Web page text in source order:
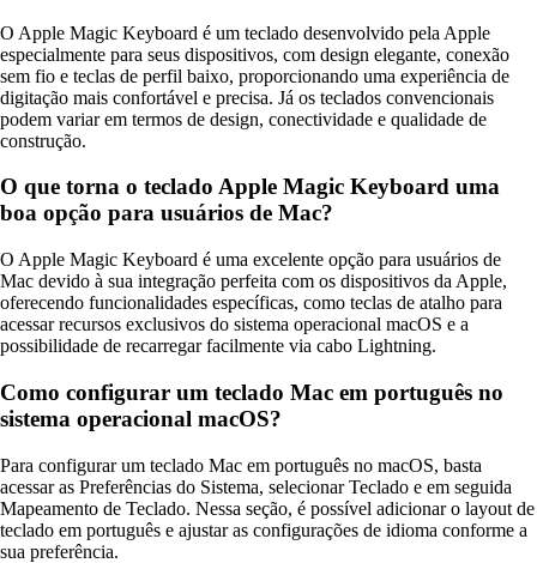
O Apple Magic Keyboard é um teclado desenvolvido pela Apple
especialmente para seus dispositivos, com design elegante, conexão
sem fio e teclas de perfil baixo, proporcionando uma experiência de
digitação mais confortável e precisa. Já os teclados convencionais
podem variar em termos de design, conectividade e qualidade de
construção.
O que torna o teclado Apple Magic Keyboard uma
boa opção para usuários de Mac?
O Apple Magic Keyboard é uma excelente opção para usuários de
Mac devido à sua integração perfeita com os dispositivos da Apple,
oferecendo funcionalidades específicas, como teclas de atalho para
acessar recursos exclusivos do sistema operacional macOS e a
possibilidade de recarregar facilmente via cabo Lightning.
Como configurar um teclado Mac em português no
sistema operacional macOS?
Para configurar um teclado Mac em português no macOS, basta
acessar as Preferências do Sistema, selecionar Teclado e em seguida
Mapeamento de Teclado. Nessa seção, é possível adicionar o layout de
teclado em português e ajustar as configurações de idioma conforme a
sua preferência.